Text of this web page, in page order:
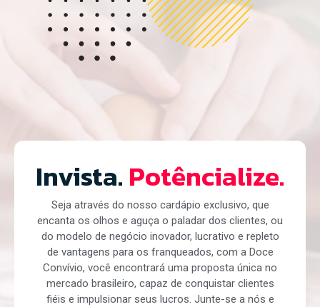
Invista. Potêncialize.
Seja através do nosso cardápio exclusivo, que
encanta os olhos e aguça o paladar dos clientes, ou
do modelo de negócio inovador, lucrativo e repleto
de vantagens para os franqueados, com a Doce
Convívio, você encontrará uma proposta única no
mercado brasileiro, capaz de conquistar clientes
fiéis e impulsionar seus lucros. Junte-se a nós e